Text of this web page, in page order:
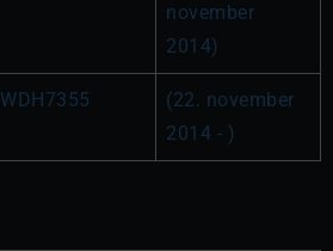
november
2014)
WDH7355
(22. november
2014 - )